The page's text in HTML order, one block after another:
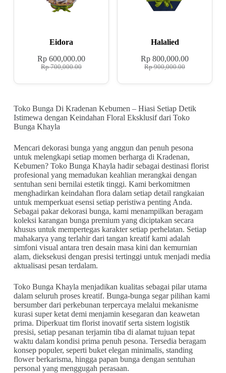
Eidora
Rp700,000.00
Rp600,000.00
Halalied
Rp900,000.00
Rp 800,000.00
Toko Bunga Di Kradenan Kebumen – Hiasi Setiap Detik
Istimewa dengan Keindahan Floral Eksklusif dari Toko
Bunga Khayla
Mencari dekorasi bunga yang anggun dan penuh pesona
untuk melengkapi setiap momen berharga di Kradenan,
Kebumen? Toko Bunga Khayla hadir sebagai destinasi florist
profesional yang memadukan keahlian merangkai dengan
sentuhan seni bernilai estetik tinggi. Kami berkomitmen
menghadirkan keindahan flora dalam setiap detail rangkaian
untuk memperkuat esensi setiap peristiwa penting Anda.
Sebagai pakar dekorasi bunga, kami menampilkan beragam
koleksi karangan bunga premium yang diciptakan secara
khusus untuk mempertegas karakter setiap perhelatan. Setiap
mahakarya yang terlahir dari tangan kreatif kami adalah
simfoni visual antara tren desain masa kini dan kemurnian
alam, dieksekusi dengan presisi tertinggi untuk menjadi media
aktualisasi pesan terdalam.
Toko Bunga Khayla menjadikan kualitas sebagai pilar utama
dalam seluruh proses kreatif. Bunga-bunga segar pilihan kami
bersumber dari perkebunan terpercaya melalui mekanisme
kurasi super ketat demi menjamin kesegaran dan keawetan
prima. Diperkuat tim florist inovatif serta sistem logistik
presisi, setiap pesanan terjamin tiba di alamat tujuan tepat
waktu dalam kondisi prima penuh pesona. Tersedia beragam
konsep populer, seperti buket elegan minimalis, standing
flower berkarisma, hingga papan bunga dengan sentuhan
personal yang menggugah perasaan.